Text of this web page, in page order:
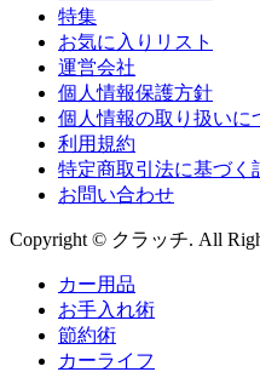
特集
お気に入りリスト
運営会社
個人情報保護方針
個人情報の取り扱いに
利用規約
特定商取引法に基づく
お問い合わせ
Copyright © クラッチ. All
カー用品
お手入れ術
節約術
カーライフ